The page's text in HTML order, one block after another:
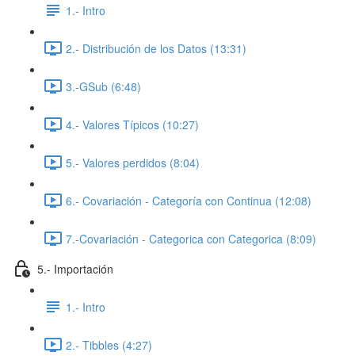
1.- Intro
2.- Distribución de los Datos (13:31)
3.-GSub (6:48)
4.- Valores Típicos (10:27)
5.- Valores perdidos (8:04)
6.- Covariación - Categoría con Continua (12:08)
7.-Covariación - Categorica con Categorica (8:09)
5.- Importación
1.- Intro
2.- Tibbles (4:27)